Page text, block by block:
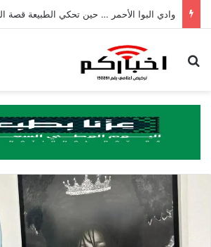
وادي البوا الأحمر … حين تحكي الطبيعة قصة
بحث عن